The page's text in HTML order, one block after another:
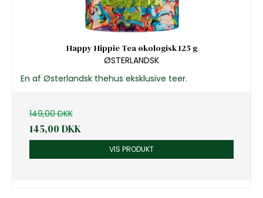
Happy Hippie Tea økologisk 125 g
ØSTERLANDSK
En af Østerlandsk thehus eksklusive teer.
149,00 DKK
145,00 DKK
VIS PRODUKT